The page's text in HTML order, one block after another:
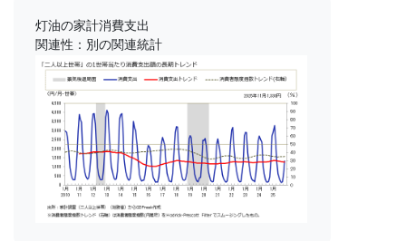
灯油の家計消費支出
関連性：別の関連統計